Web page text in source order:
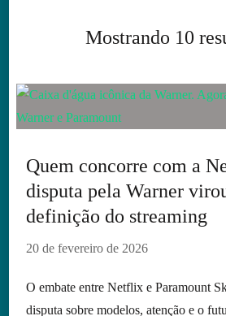
Mostrando 10
Quem concorre com a
disputa pela Warner
definição do streaming
20 de fevereiro de 2026
O embate entre Netflix e Paramount
disputa sobre modelos, atenção e o